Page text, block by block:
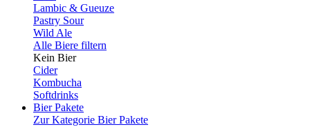
Lambic & Gueuze
Pastry Sour
Wild Ale
Alle Biere filtern
Kein Bier
Cider
Kombucha
Softdrinks
Bier Pakete
Zur Kategorie Bier Pakete